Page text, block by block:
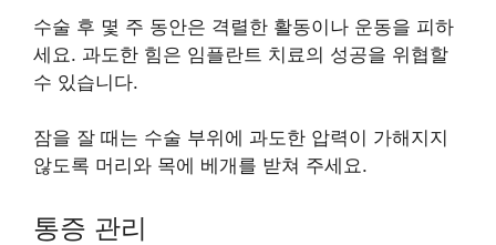
수술 후 몇 주 동안은 격렬한 활동이나 운동을 피하
세요. 과도한 힘은 임플란트 치료의 성공을 위협할
수 있습니다.
잠을 잘 때는 수술 부위에 과도한 압력이 가해지지
않도록 머리와 목에 베개를 받쳐 주세요.
통증 관리